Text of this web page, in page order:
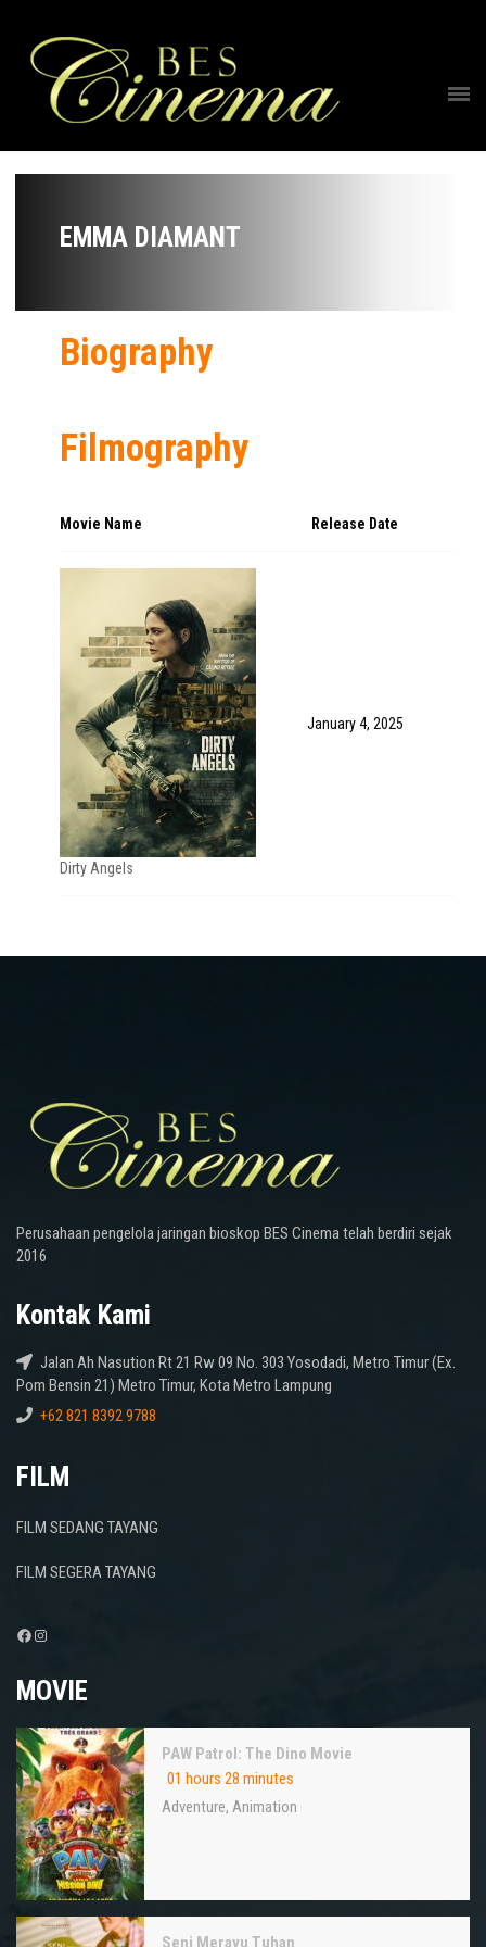
EMMA DIAMANT
Biography
Filmography
Movie Name Release Date
Dirty Angels
January 4, 2025
Perusahaan pengelola jaringan bioskop BES Cinema telah berdiri sejak
2016
Kontak Kami
Jalan Ah Nasution Rt 21 Rw 09 No. 303 Yosodadi, Metro Timur (Ex.
Pom Bensin 21) Metro Timur, Kota Metro Lampung
+62 821 8392 9788
FILM
FILM SEDANG TAYANG
FILM SEGERA TAYANG
Facebook
Instagram
MOVIE
PAW Patrol: The Dino Movie
01 hours 28 minutes
Adventure, Animation
Seni Merayu Tuhan